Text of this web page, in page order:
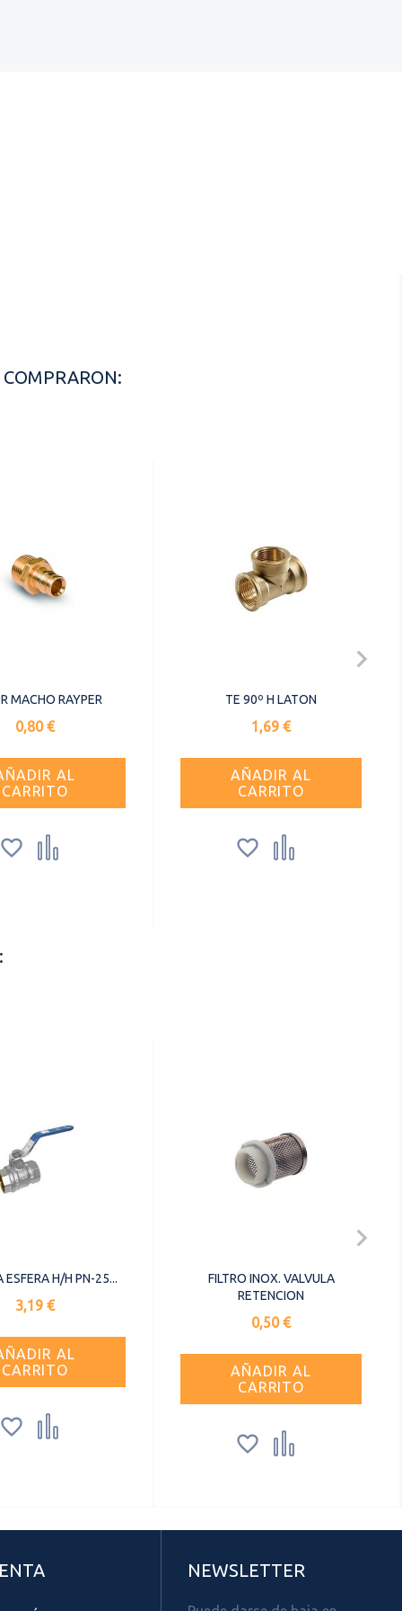
MACHO RAYPER
Precio
0,80 €
AL
CARRITO
 
TE 90º H LATON
Precio
1,69 €
AÑADIR AL
CARRITO
 

ESFERA H/H PN-25...
Precio
3,19 €
AL
CARRITO
 
FILTRO INOX. VALVULA
RETENCION
Precio
0,50 €
AÑADIR AL
CARRITO
 

NEWSLETTER